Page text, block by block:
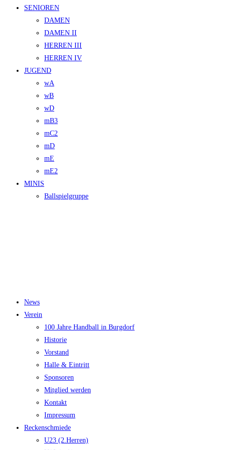
SENIOREN
DAMEN
DAMEN II
HERREN III
HERREN IV
JUGEND
wA
wB
wD
mB3
mC2
mD
mE
mE2
MINIS
Ballspielgruppe
News
Verein
100 Jahre Handball in Burgdorf
Historie
Vorstand
Halle & Eintritt
Sponsoren
Mitglied werden
Kontakt
Impressum
Reckenschmiede
U23 (2.Herren)